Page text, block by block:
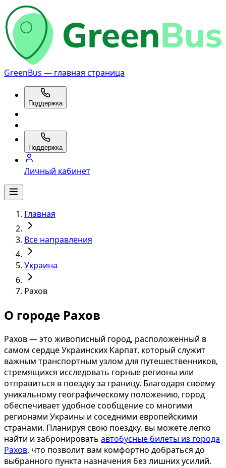
GreenBus — главная страница
Поддержка
Поддержка
Личный кабинет
Главная
Все направления
Украина
Рахов
О городе Рахов
Рахов — это живописный город, расположенный в
самом сердце Украинских Карпат, который служит
важным транспортным узлом для путешественников,
стремящихся исследовать горные регионы или
отправиться в поездку за границу. Благодаря своему
уникальному географическому положению, город
обеспечивает удобное сообщение со многими
регионами Украины и соседними европейскими
странами. Планируя свою поездку, вы можете легко
найти и забронировать автобусные билеты из города
Рахов, что позволит вам комфортно добраться до
выбранного пункта назначения без лишних усилий.